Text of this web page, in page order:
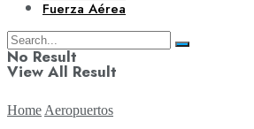
Fuerza Aérea
No Result
View All Result
Home Aeropuertos